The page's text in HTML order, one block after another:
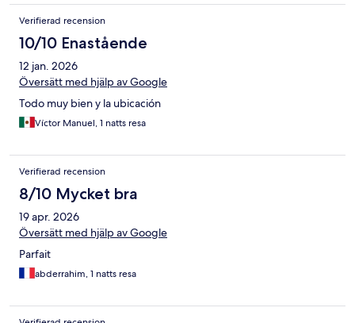
Verifierad recension
10/10 Enastående
12 jan. 2026
Översätt med hjälp av Google
Todo muy bien y la ubicación
Víctor Manuel, 1 natts resa
Verifierad recension
8/10 Mycket bra
19 apr. 2026
Översätt med hjälp av Google
Parfait
abderrahim, 1 natts resa